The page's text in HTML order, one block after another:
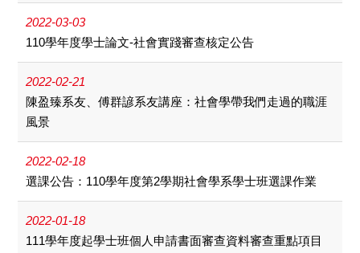
2022-03-03
110學年度學士論文-社會實踐審查核定公告
2022-02-21
陳盈臻系友、傅群諺系友講座：社會學帶我們走過的職涯
風景
2022-02-18
選課公告：110學年度第2學期社會學系學士班選課作業
2022-01-18
111學年度起學士班個人申請書面審查資料審查重點項目